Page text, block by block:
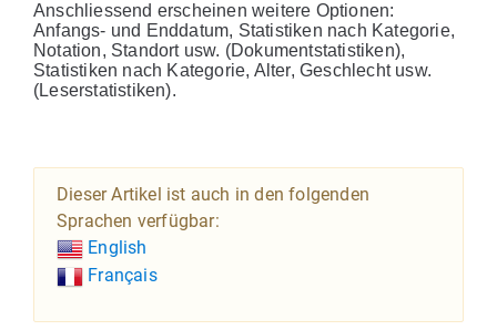
Anschliessend erscheinen weitere Optionen:
Anfangs- und Enddatum, Statistiken nach Kategorie,
Notation, Standort usw. (Dokumentstatistiken),
Statistiken nach Kategorie, Alter, Geschlecht usw.
(Leserstatistiken).
Dieser Artikel ist auch in den folgenden
Sprachen verfügbar:
English
Français